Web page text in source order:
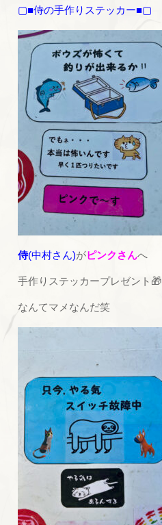
▢■侍の手作りステッカー■▢
侍(中村さん)がピンクさんへ
手作りステッカープレゼント🎁
なんてマメなんだ笑